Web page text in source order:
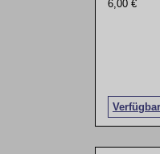
6,00 €